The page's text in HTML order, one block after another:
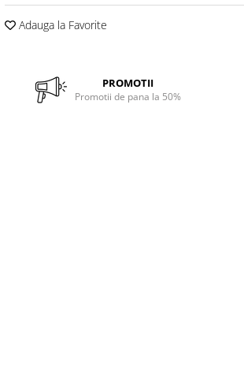
Adauga la Favorite
PROMOTII
Promotii de pana la 50%